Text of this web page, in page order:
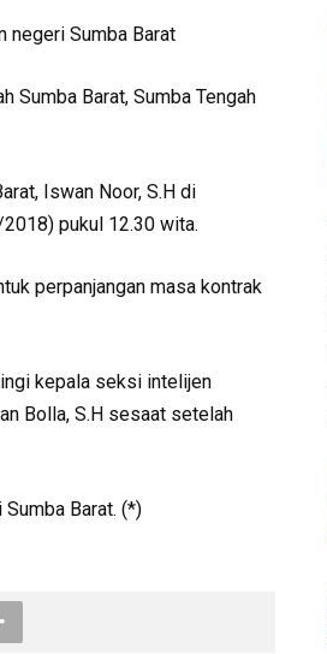
negeri Sumba Barat
Sumba Barat, Sumba Tengah
Iswan Noor, S.H di
pukul 12.30 wita.
perpanjangan masa kontrak
kepala seksi intelijen
Bolla, S.H sesaat setelah
Barat. (*)